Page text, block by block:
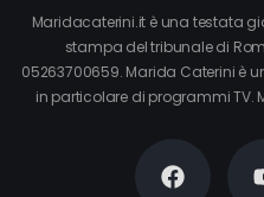
Maridacaterini.it è una testata
stampa del tribunale di
05263700659. Marida Caterini è
in particolare di programmi TV.